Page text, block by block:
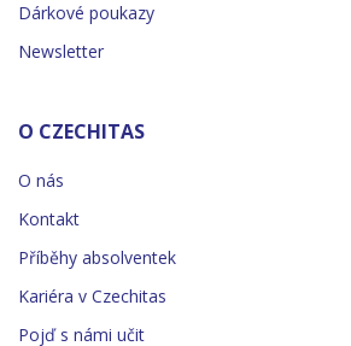
Dárkové poukazy
Newsletter
O CZECHITAS
O nás
Kontakt
Příběhy absolventek
Kariéra v Czechitas
Pojď s námi učit